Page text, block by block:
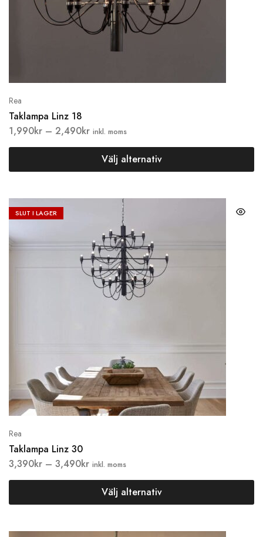
Rea
Taklampa Linz 18
1,990kr – 2,490kr inkl. moms
Välj alternativ
SLUT I LAGER
Rea
Taklampa Linz 30
3,390kr – 3,490kr inkl. moms
Välj alternativ